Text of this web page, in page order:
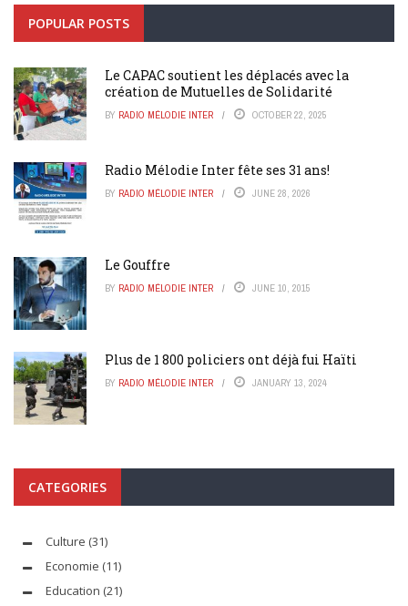
POPULAR POSTS
Le CAPAC soutient les déplacés avec la
création de Mutuelles de Solidarité
BY RADIO MÉLODIE INTER OCTOBER 22, 2025
Radio Mélodie Inter fête ses 31 ans!
BY RADIO MÉLODIE INTER JUNE 28, 2026
Le Gouffre
BY RADIO MÉLODIE INTER JUNE 10, 2015
Plus de 1 800 policiers ont déjà fui Haïti
BY RADIO MÉLODIE INTER JANUARY 13, 2024
CATEGORIES
Culture (31)
Economie (11)
Education (21)